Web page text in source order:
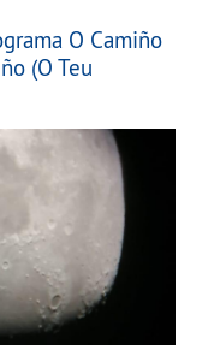
O Camiño
(O Teu